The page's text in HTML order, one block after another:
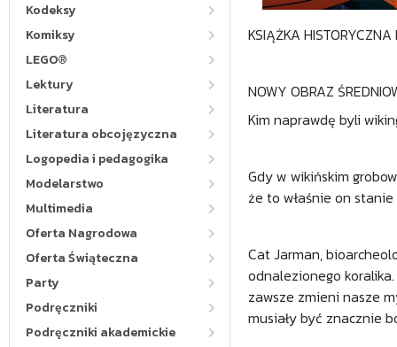
Kodeksy
Komiksy
LEGO®
Lektury
Literatura
Literatura obcojęzyczna
Logopedia i pedagogika
Modelarstwo
Multimedia
Oferta Nagrodowa
Oferta Świąteczna
Party
Podręczniki
Podręczniki akademickie
KSIĄŻKA
NOWY OBRAZ
Kim naprawdę byli
Gdy w wikińskim
że to właśnie on
Cat Jarman,
odnalezionego
zawsze zmieni nasze
musiały być znacznie